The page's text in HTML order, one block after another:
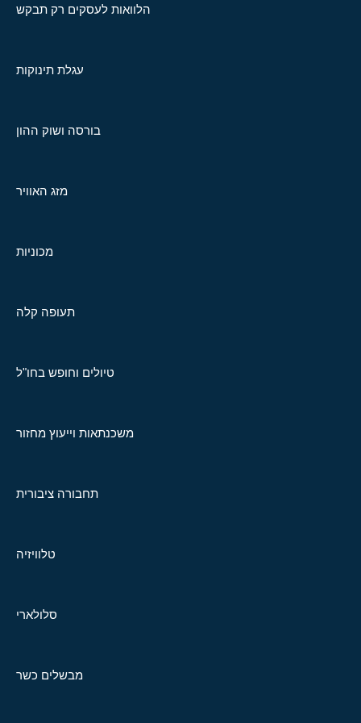
הלוואות לעסקים רק תבקש
עגלת תינוקות
בורסה ושוק ההון
מזג האוויר
מכוניות
תעופה קלה
טיולים וחופש בחו"ל
משכנתאות וייעוץ מחזור
תחבורה ציבורית
טלוויזיה
סלולארי
מבשלים כשר